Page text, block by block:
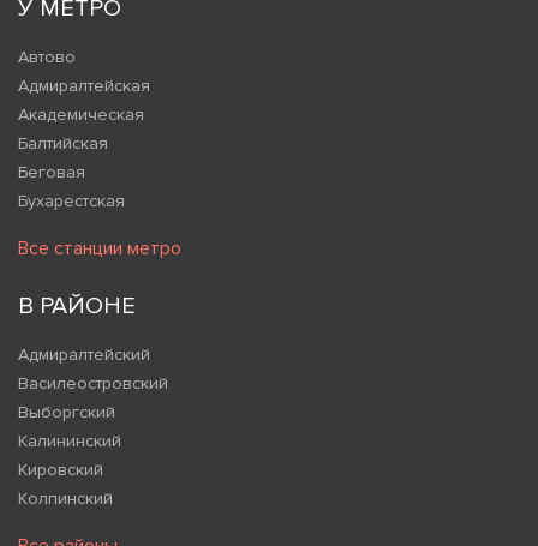
У МЕТРО
Автово
Адмиралтейская
Академическая
Балтийская
Беговая
Бухарестская
Все станции метро
В РАЙОНЕ
Адмиралтейский
Василеостровский
Выборгский
Калининский
Кировский
Колпинский